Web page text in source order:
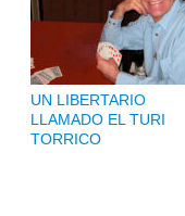
UN LIBERTARIO
LLAMADO EL TURI
TORRICO